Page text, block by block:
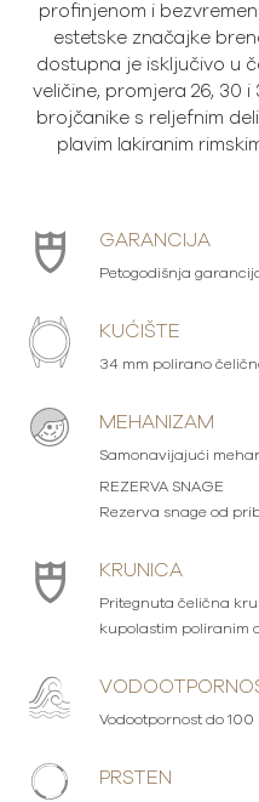
profinjenom i
estetske značajke
dostupna je isključivo u
veličine, promjera 26, 30 i
brojčanike s reljefnim
plavim lakiranim
GARANCIJA
Petogodišnja
KUĆIŠTE
34 mm polirano
MEHANIZAM
Samonavijajući
REZERVA SNAGE
Rezerva snage od
KRUNICA
Pritegnuta čelična
kupolastim poliranim
Vodootpornost do
PRSTEN